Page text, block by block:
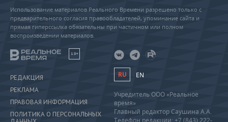
Использование материалов Реального Времени разрешено только с
предварительного согласия правообладателей, упоминание сайта и
прямая гиперссылка обязательны при частичном или полном
воспроизведении материалов.
18+
РЕДАКЦИЯ
РЕКЛАМА
ПРАВОВАЯ ИНФОРМАЦИЯ
ПОЛИТИКА О ПЕРСОНАЛЬНЫХ
RU EN
Учредитель ООО «Реальное
время»
Главный редактор Саушина А.А.
Телефон редакции: +7 (843) 222-